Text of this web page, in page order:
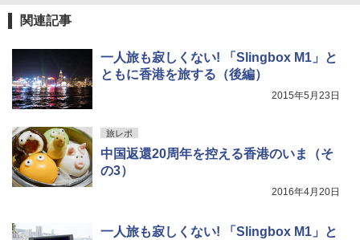
関連記事
一人旅も寂しくない! 「Slingbox M1」と
ともに香港を旅する（後編）
2015年5月23日
旅レポ
中国返還20周年を控える香港のいま（そ
の3）
2016年4月20日
一人旅も寂しくない! 「Slingbox M1」と